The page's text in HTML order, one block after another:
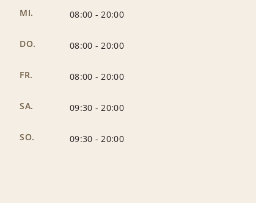
MI. 08:00 -20:00
DO. 08:00 -20:00
FR. 08:00 -20:00
SA. 09:30 -20:00
SO. 09:30 -20:00